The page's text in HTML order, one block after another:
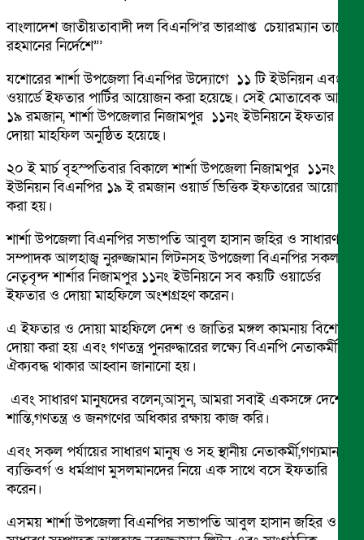
বাংলাদেশ জাতীয়তাবাদী দল বিএনপি’র ভারপ্রাপ্ত চেয়ারম্যান তারেক
রহমানের নির্দেশে”’
যশোরের শার্শা উপজেলা বিএনপির উদ্যোগে ১১ টি ইউনিয়ন এবং
ওয়ার্ডে ইফতার পার্টির আয়োজন করা হয়েছে। সেই মোতাবেক আজ
১৯ রমজান, শার্শা উপজেলার নিজামপুর ১১নং ইউনিয়নে ইফতার ও
দোয়া মাহফিল অনুষ্ঠিত হয়েছে।
২০ ই মার্চ বৃহস্পতিবার বিকালে শার্শা উপজেলা নিজামপুর ১১নং
ইউনিয়ন বিএনপির ১৯ ই রমজান ওয়ার্ড ভিত্তিক ইফতারের আয়োজন
করা হয়।
শার্শা উপজেলা বিএনপির সভাপতি আবুল হাসান জহির ও সাধারণ
সম্পাদক আলহাজ্ব নুরুজ্জামান লিটনসহ উপজেলা বিএনপির সকল
নেতৃবৃন্দ শার্শার নিজামপুর ১১নং ইউনিয়নে সব কয়টি ওয়ার্ডের
ইফতার ও দোয়া মাহফিলে অংশগ্রহণ করেন।
এ ইফতার ও দোয়া মাহফিলে দেশ ও জাতির মঙ্গল কামনায় বিশেষ
দোয়া করা হয় এবং গণতন্ত্র পুনরুদ্ধারের লক্ষ্যে বিএনপি নেতাকর্মীদের
ঐক্যবদ্ধ থাকার আহ্বান জানানো হয়।
এবং সাধারণ মানুষদের বলেন,আসুন, আমরা সবাই একসঙ্গে দেশের
শান্তি,গণতন্ত্র ও জনগণের অধিকার রক্ষায় কাজ করি।
এবং সকল পর্যায়ের সাধারণ মানুষ ও সহ স্থানীয় নেতাকর্মী,গণ্যমান্য
ব্যক্তিবর্গ ও ধর্মপ্রাণ মুসলমানদের নিয়ে এক সাথে বসে ইফতারি
করেন।
এসময় শার্শা উপজেলা বিএনপির সভাপতি আবুল হাসান জহির ও